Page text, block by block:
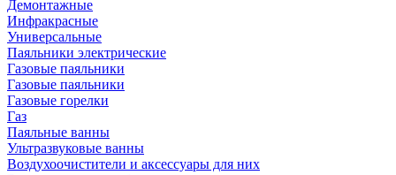
Демонтажные
Инфракрасные
Универсальные
Паяльники электрические
Газовые паяльники
Газовые паяльники
Газовые горелки
Газ
Паяльные ванны
Ультразвуковые ванны
Воздухоочистители и аксессуары для них